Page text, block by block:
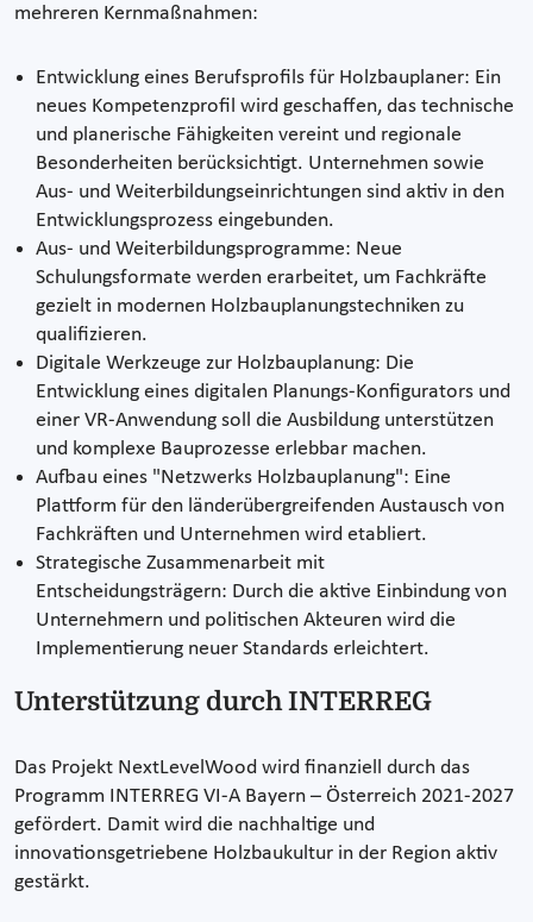
mehreren Kernmaßnahmen:
Entwicklung eines Berufsprofils für Holzbauplaner: Ein
neues Kompetenzprofil wird geschaffen, das technische
und planerische Fähigkeiten vereint und regionale
Besonderheiten berücksichtigt. Unternehmen sowie
Aus- und Weiterbildungseinrichtungen sind aktiv in den
Entwicklungsprozess eingebunden.
Aus- und Weiterbildungsprogramme: Neue
Schulungsformate werden erarbeitet, um Fachkräfte
gezielt in modernen Holzbauplanungstechniken zu
qualifizieren.
Digitale Werkzeuge zur Holzbauplanung: Die
Entwicklung eines digitalen Planungs-Konfigurators und
einer VR-Anwendung soll die Ausbildung unterstützen
und komplexe Bauprozesse erlebbar machen.
Aufbau eines "Netzwerks Holzbauplanung": Eine
Plattform für den länderübergreifenden Austausch von
Fachkräften und Unternehmen wird etabliert.
Strategische Zusammenarbeit mit
Entscheidungsträgern: Durch die aktive Einbindung von
Unternehmern und politischen Akteuren wird die
Implementierung neuer Standards erleichtert.
Unterstützung durch INTERREG
Das Projekt NextLevelWood wird finanziell durch das
Programm INTERREG VI-A Bayern – Österreich 2021-2027
gefördert. Damit wird die nachhaltige und
innovationsgetriebene Holzbaukultur in der Region aktiv
gestärkt.